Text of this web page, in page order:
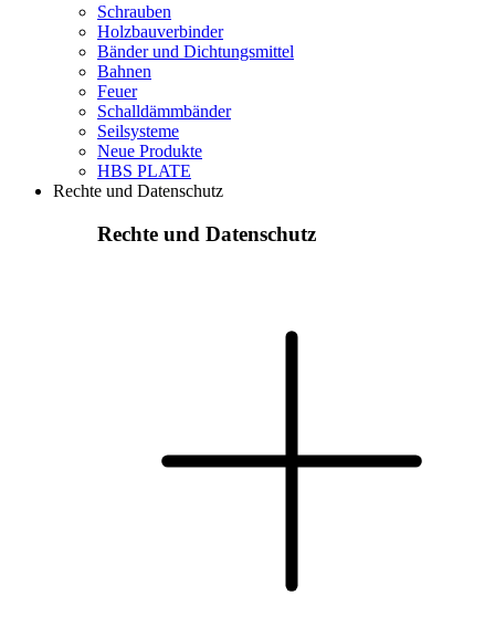
Schrauben
Holzbauverbinder
Bänder und Dichtungsmittel
Bahnen
Feuer
Schalldämmbänder
Seilsysteme
Neue Produkte
HBS PLATE
Rechte und Datenschutz
Rechte und Datenschutz